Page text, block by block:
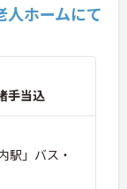
人ホームにて
手当込
駅」バス・